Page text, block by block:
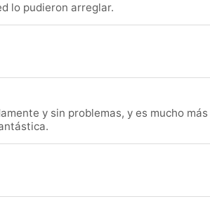
lo pudieron arreglar.
y sin problemas, y es mucho más